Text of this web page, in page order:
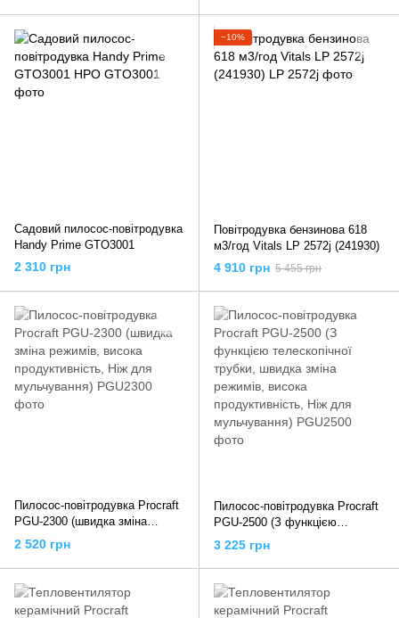
Садовий пилосос-повітродувка
Handy Prime GTO3001
2 310 грн
−10%
Повітродувка бензинова 618
м3/год Vitals LP 2572j (241930)
4 910 грн 5 455 грн
Пилосос-повітродувка Procraft
PGU-2300 (швидка зміна
режимів, висока
продуктивність, Ніж для
мульчування)
2 520 грн
Пилосос-повітродувка Procraft
PGU-2500 (З функцією
телескопічної трубки, швидка
зміна режимів, висока
продуктивність, Ніж для
мульчування)
3 225 грн